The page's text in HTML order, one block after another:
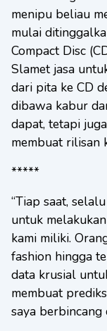
menipu beliau
mulai
Compact Disc
Slamet jasa
dari pita ke CD
dibawa kabur
dapat, tetapi
membuat rilisan
*****
“Tiap saat,
untuk
kami miliki.
fashion hingga
data krusial
membuat
saya berbincang